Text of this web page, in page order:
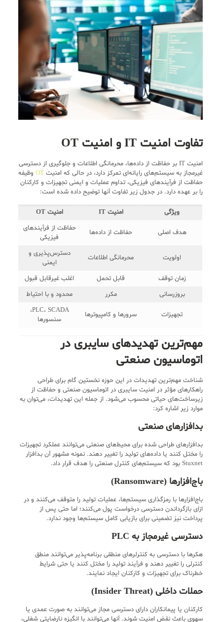
تفاوت امنیت IT و امنیت OT
امنیت IT بر حفاظت از داده‌ها، محرمانگی اطلاعات و جلوگیری از دسترسی
غیرمجاز به سیستم‌های رایانه‌ای تمرکز دارد، در حالی که امنیت OTوظیفه
حفاظت از فرآیندهای فیزیکی، تداوم عملیات و ایمنی تجهیزات و کارکنان
را بر عهده دارد. در جدول زیر تفاوت آنها توضیح داده شده است:
ویژگی امنیت IT امنیت OT
هدف اصلی حفاظت از داده‌ها
حفاظت از فرآیندهای
فیزیکی
اولویت محرمانگی اطلاعات
دسترس‌پذیری و
ایمنی
زمان توقف
قابل تحمل
اغلب غیرقابل قبول
بروزرسانی
مکرر محدود و با احتیاط
تجهیزات سرورها و کامپیوترها
PLC، SCADA،
سنسورها
مهم‌ترین تهدیدهای سایبری در
اتوماسیون صنعتی
شناخت مهم‌ترین تهدیدات در این حوزه نخستین گام برای طراحی
راهکارهای مؤثر در امنیت سایبری در اتوماسیون صنعتی و حفاظت از
زیرساخت‌های حیاتی محسوب می‌شود. از جمله این تهدیدات، می‌توان به
موارد زیر اشاره کرد:
بدافزارهای صنعتی
بدافزارهای طراحی شده برای محیط‌های صنعتی می‌توانند عملکرد تجهیزات
را مختل کنند یا داده‌های تولید را تغییر دهند. نمونه مشهور آن بدافزار
Stuxnet بود که سیستم‌های کنترل صنعتی را هدف قرار داد.
باج‌افزارها (Ransomware)
باج‌افزارها با رمزگذاری سیستم‌ها، عملیات تولید را متوقف می‌کنند و در
ازای بازگرداندن دسترسی درخواست پول می‌کنند؛ اما حتی پس از
پرداخت نیز تضمینی برای بازیابی کامل سیستم‌ها وجود ندارد.
دسترسی غیرمجاز به PLC
هکرها با دسترسی به کنترلرهای منطقی برنامه‌پذیر می‌توانند منطق
کنترلی را تغییر دهند و فرآیند تولید را مختل کنند یا حتی شرایط
خطرناک برای تجهیزات و کارکنان ایجاد نمایند.
حملات داخلی (Insider Threat)
کارکنان یا پیمانکاران دارای دسترسی مجاز می‌توانند به صورت عمدی یا
سهوی باعث نقض امنیت شوند. آنها می‌توانند با انگیزه نارضایتی شغلی،